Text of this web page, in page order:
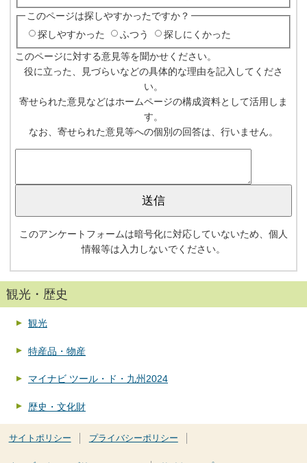
このページは探しやすかったですか？
探しやすかった
ふつう 探しにくかった
このページに対する意見等を聞かせください。
役に立った、見づらいなどの具体的な理由を記入してくださ
い。
寄せられた意見などはホームページの構成資料として活用しま
す。
なお、寄せられた意見等への個別の回答は、行いません。
このアンケートフォームは暗号化に対応していないため、個人
情報等は入力しないでください。
観光・歴史
観光
特産品・物産
マイナビ ツール・ド・九州2024
歴史・文化財
サイトポリシー プライバシーポリシー